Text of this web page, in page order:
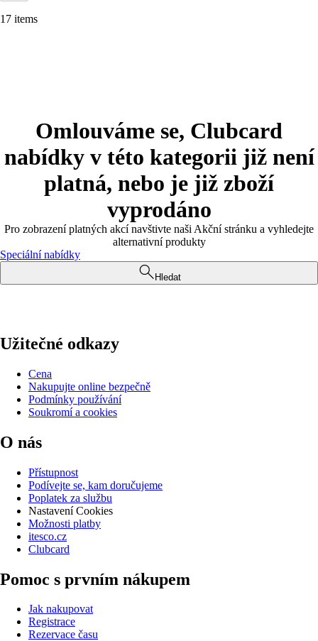
17 items
Omlouváme se, Clubcard
nabídky v této kategorii již není
platná, nebo je již zboží
vyprodáno
Pro zobrazení platných akcí navštivte naši Akční stránku a vyhledejte
alternativní produkty
Speciální nabídky
Hledat
Užitečné odkazy
Cena
Nakupujte online bezpečně
Podmínky používání
Soukromí a cookies
O nás
Přístupnost
Podívejte se, kam doručujeme
Poplatek za službu
Nastavení Cookies
Možnosti platby
itesco.cz
Clubcard
Pomoc s prvním nákupem
Jak nakupovat
Registrace
Rezervace času